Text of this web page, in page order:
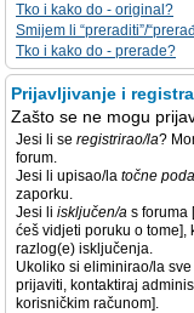
Tko i kako do - original?
Smijem li “preraditi”/
Tko i kako do - prerade?
Prijavljivanje i
Zašto se ne mogu
Jesi li se registrirao/la?
forum.
Jesi li upisao/la točne
zaporku.
Jesi li isključen/a s foruma
ćeš vidjeti poruku o
razlog(e) isključenja.
Ukoliko si eliminirao/la
prijaviti, kontaktiraj
korisničkim računom].